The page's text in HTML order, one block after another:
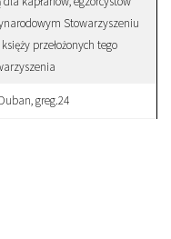
Stowarzyszeniu
przełożonych tego
greg.24